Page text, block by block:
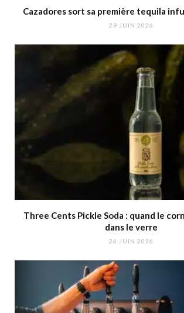
Cazadores sort sa première tequila
29 JUIN 2026
Three Cents Pickle Soda : quand le
dans le verre
26 JUIN 2026